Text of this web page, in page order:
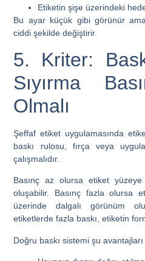
Etiketin şişe üzerindeki
Bu ayar küçük gibi görünür
ciddi şekilde değiştirir.
5. Kriter:
Sıyırma
Olmalı
Şeffaf etiket uygulamasında
baskı rulosu, fırça veya
çalışmalıdır.
Basınç az olursa etiket
oluşabilir. Basınç fazla olursa
üzerinde dalgalı görünüm
etiketlerde fazla baskı, etiketin
Doğru baskı sistemi şu